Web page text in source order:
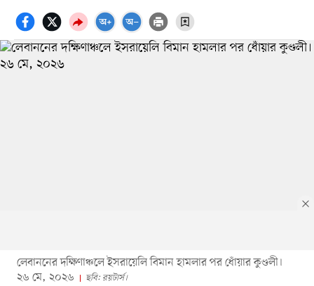
লেবাননের দক্ষিণাঞ্চলে ইসরায়েলি বিমান হামলার পর ধোঁয়ার কুণ্ডলী।
২৬ মে, ২০২৬
ছবি: রয়টার্স।